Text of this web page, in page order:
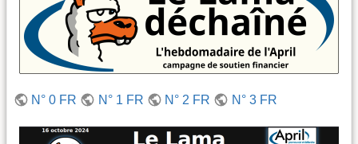
N° 0 FR N° 1 FR N° 2 FR N° 3 FR